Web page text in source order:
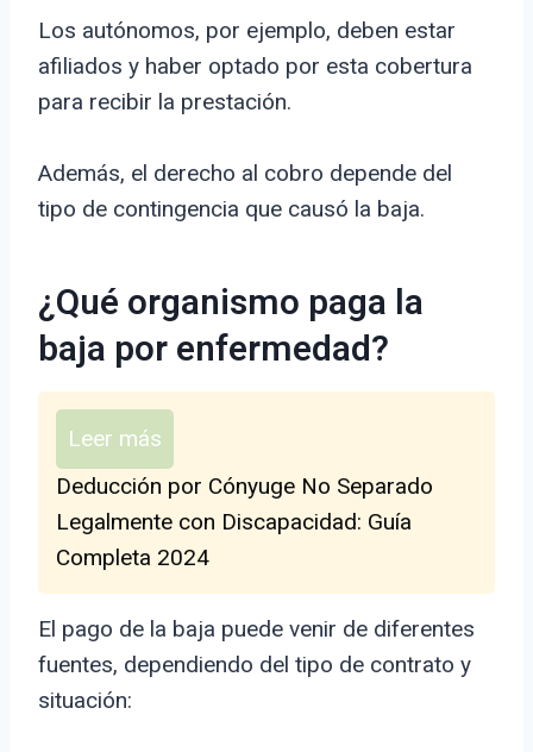
Los autónomos, por ejemplo, deben estar
afiliados y haber optado por esta cobertura
para recibir la prestación.
Además, el derecho al cobro depende del
tipo de contingencia que causó la baja.
¿Qué organismo paga la
baja por enfermedad?
Leer más
Deducción por Cónyuge No Separado
Legalmente con Discapacidad: Guía
Completa 2024
El pago de la baja puede venir de diferentes
fuentes, dependiendo del tipo de contrato y
situación: